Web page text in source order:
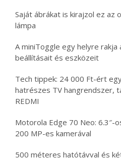
Saját ábrákat is kirajzol ez az
lámpa
A miniToggle egy helyre
beállításait és eszközeit
Tech tippek: 24 000 Ft-ért
hatrészes TV hangrendszer,
REDMI
Motorola Edge 70 Neo: 6.3″-
200 MP-es kamerával
500 méteres hatótávval és